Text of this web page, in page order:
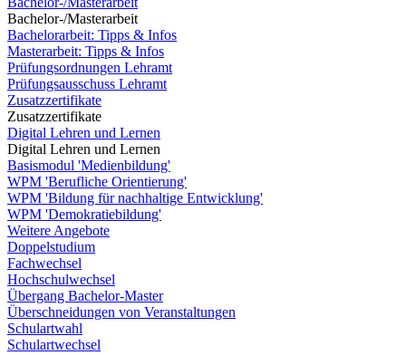
Bachelor-/Masterarbeit
Bachelorarbeit: Tipps & Infos
Masterarbeit: Tipps & Infos
Prüfungsordnungen Lehramt
Prüfungsausschuss Lehramt
Zusatzzertifikate
Zusatzzertifikate
Digital Lehren und Lernen
Digital Lehren und Lernen
Basismodul 'Medienbildung'
WPM 'Berufliche Orientierung'
WPM 'Bildung für nachhaltige Entwicklung'
WPM 'Demokratiebildung'
Weitere Angebote
Doppelstudium
Fachwechsel
Hochschulwechsel
Übergang Bachelor-Master
Überschneidungen von Veranstaltungen
Schulartwahl
Schulartwechsel